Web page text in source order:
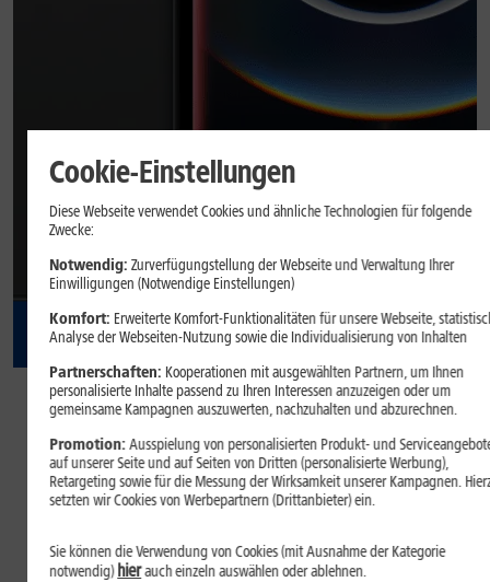
27,
99
€/Monat
dauerhaft
Inkl.1&1 All-Net-Flat S
Farbe:Schwarz
Cookie-Einstellungen
Diese Webseite verwendet Cookies und ähnliche Technologien für folgende
Zwecke:
Notwendig: Zurverfügungstellung der Webseite und Verwaltung Ihrer
Einwilligungen (Notwendige Einstellungen)
Komfort: Erweiterte Komfort-Funktionalitäten für unsere Webseite,
Analyse der Webseiten-Nutzung sowie die Individualisierung von Inhalten
Partnerschaften: Kooperationen mit ausgewählten Partnern, um Ihnen
personalisierte Inhalte passend zu Ihren Interessen anzuzeigen oder um
gemeinsame Kampagnen auszuwerten, nachzuhalten und abzurechnen.
Promotion:Ausspielung von personalisierten Produkt- und
auf unserer Seite und auf Seiten von Dritten (personalisierte Werbung),
Retargeting sowie für die Messung der Wirksamkeit unserer Kampagnen.
setzten wir Cookies von Werbepartnern (Drittanbieter) ein.
Sie können die Verwendung von Cookies (mit Ausnahme der Kategorie
notwendig)hierauch einzeln auswählen oder ablehnen.